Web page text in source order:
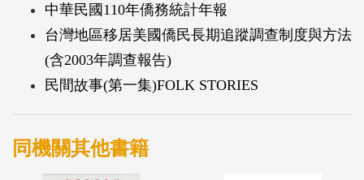
中華民國110年僑務統計年報
台灣地區移居美國僑民長期追蹤調查制度與方法
(含2003年調查報告)
民間故事(第一集)FOLK STORIES
同機關其他書籍